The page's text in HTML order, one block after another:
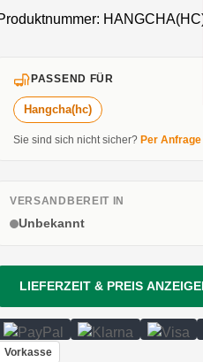
PASSEND FÜR
Hangcha(hc)
Sie sind sich nicht sicher? Per
VERSANDBEREIT IN
Unbekannt
LIEFERZEIT & PREIS
Vorkasse